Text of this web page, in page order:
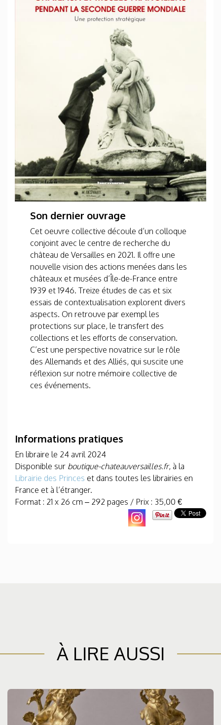
Son dernier ouvrage
Cet oeuvre collective découle d’un colloque
conjoint avec le centre de recherche du
château de Versailles en 2021. Il offre une
nouvelle vision des actions menées dans les
châteaux et musées d’Île-de-France entre
1939 et 1946. Treize études de cas et six
essais de contextualisation explorent divers
aspects. On retrouve par exempl les
protections sur place, le transfert des
collections et les efforts de conservation.
C’est une perspective novatrice sur le rôle
des Allemands et des Alliés, qui suscite une
réflexion sur notre mémoire collective de
ces événements.
Informations pratiques
En libraire le 24 avril 2024
Disponible sur boutique-chateauversailles.fr, à la
Librairie des Princes et dans toutes les librairies en
France et à l’étranger.
Format : 21 x 26 cm – 292 pages / Prix : 35,00 €
À LIRE AUSSI